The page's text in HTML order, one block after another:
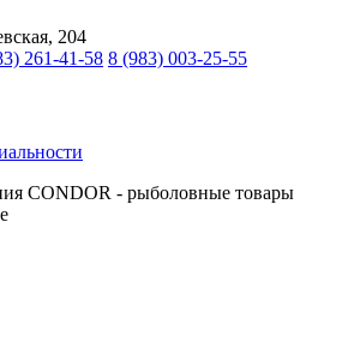
204
261-41-58 8 (983) 003-25-55
CONDOR - рыболовные товары